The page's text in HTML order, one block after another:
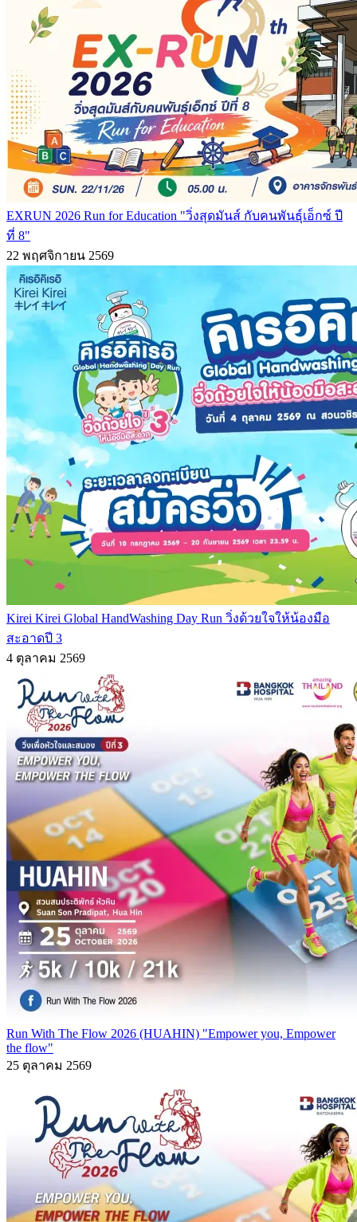
EXRUN 2026 Run for Education "วิ่งสุดมันส์ กับคนพันธุ์เอ็กซ์ ปี
ที่ 8"
22 พฤศจิกายน 2569
Kirei Kirei Global HandWashing Day Run วิ่งด้วยใจให้น้องมือ
สะอาดปี 3
4 ตุลาคม 2569
Run With The Flow 2026 (HUAHIN) "Empower you, Empower
the flow"
25 ตุลาคม 2569